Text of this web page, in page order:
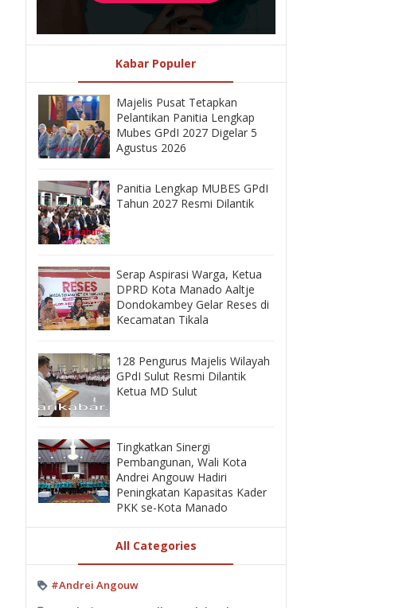
Kabar Populer
Majelis Pusat Tetapkan
Pelantikan Panitia Lengkap
Mubes GPdI 2027 Digelar 5
Agustus 2026
Panitia Lengkap MUBES GPdI
Tahun 2027 Resmi Dilantik
‎Serap Aspirasi Warga, Ketua
DPRD Kota Manado Aaltje
Dondokambey Gelar Reses di
Kecamatan Tikala ‎
128 Pengurus Majelis Wilayah
GPdI Sulut Resmi Dilantik
Ketua MD Sulut
‎Tingkatkan Sinergi
Pembangunan, Wali Kota
Andrei Angouw Hadiri
Peningkatan Kapasitas Kader
PKK se-Kota Manado
All Categories
#Andrei Angouw